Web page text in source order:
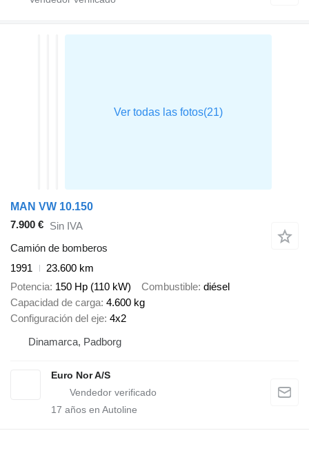
MAN VW 10.150
7.900 € Sin IVA
Camión de bomberos
1991
23.600 km
Potencia 150 Hp (110 kW) Combustible diésel
Capacidad de carga 4.600 kg
Configuración del eje 4x2
Dinamarca, Padborg
Euro Nor A/S
17 años en Autoline